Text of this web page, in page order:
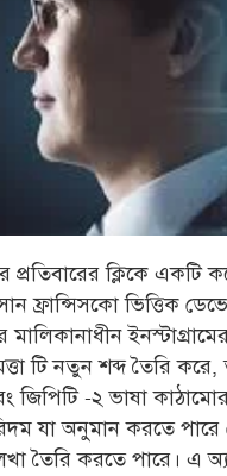
প্রতিবারের ক্লিকে একটি
ফ্রান্সিসকো ভিত্তিক
টি নতুন শব্দ তৈরি
জিপিটি -২ ভাষা
যা অনুমান করতে পারে
তৈরি করতে পারে। এ